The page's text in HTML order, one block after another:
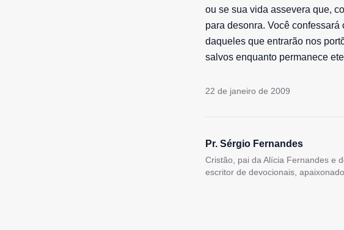
ou se sua vida assevera que,
para desonra. Você
daqueles que entrarão nos
salvos enquanto permanece
22 de janeiro de 2009
Pr. Sérgio Fernandes
Cristão, pai da Alícia Fernandes e
escritor de devocionais,